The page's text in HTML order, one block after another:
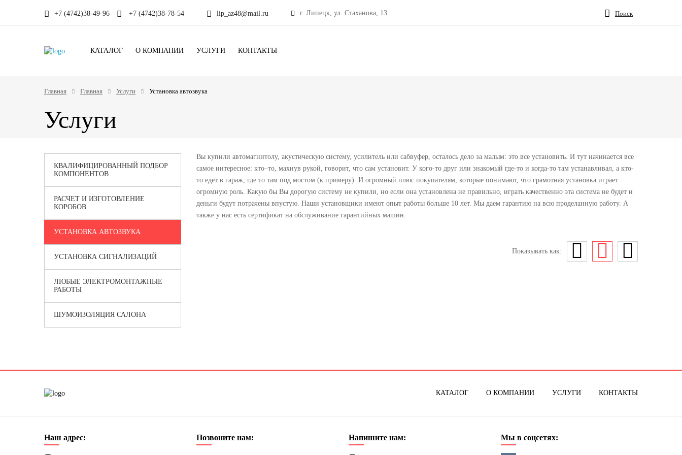
+7 (4742)38-49-96 +7 (4742)38-78-54 lip_az48@mail.ru г. Липецк, ул. Стаханова, 13 Поиск
КАТАЛОГ О КОМПАНИИ УСЛУГИ КОНТАКТЫ
Главная Главная Услуги Установка автозвука
Услуги
КВАЛИФИЦИРОВАННЫЙ ПОДБОР
КОМПОНЕНТОВ
РАСЧЕТ И ИЗГОТОВЛЕНИЕ
КОРОБОВ
УСТАНОВКА АВТОЗВУКА
УСТАНОВКА СИГНАЛИЗАЦИЙ
ЛЮБЫЕ ЭЛЕКТРОМОНТАЖНЫЕ
РАБОТЫ
ШУМОИЗОЛЯЦИЯ САЛОНА
Вы купили автомагнитолу, акустическую систему, усилитель или сабвуфер, осталось дело за малым: это все установить. И тут начинается все
самое интересное: кто–то, махнув рукой, говорит, что сам установит. У кого-то друг или знакомый где-то и когда-то там устанавливал, а кто-
то едет в гараж, где то там под мостом (к примеру). И огромный плюс покупателям, которые понимают, что грамотная установка играет
огромную роль. Какую бы Вы дорогую систему не купили, но если она установлена не правильно, играть качественно эта система не будет и
деньги будут потрачены впустую. Наши установщики имеют опыт работы больше 10 лет. Мы даем гарантию на всю проделанную работу. А
также у нас есть сертификат на обслуживание гарантийных машин.
Показывать как:
КАТАЛОГ О КОМПАНИИ УСЛУГИ КОНТАКТЫ
Наш адрес: Позвоните нам: Напишите нам: Мы в соцсетях: